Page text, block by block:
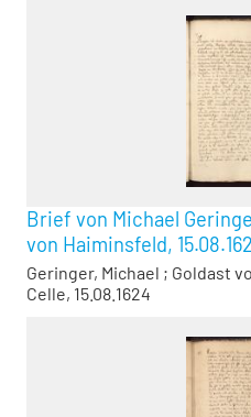
Brief von Michael
von Haiminsfeld,
Geringer, Michael ; Goldast
Celle, 15.08.1624